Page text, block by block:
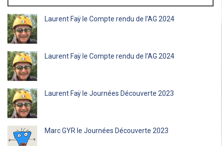
Laurent Faÿ le Compte rendu de l’AG 2024
Laurent Faÿ le Compte rendu de l’AG 2024
Laurent Faÿ le Journées Découverte 2023
Marc GYR le Journées Découverte 2023